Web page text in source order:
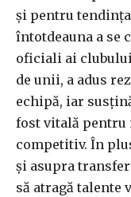
și pentru
întotdeauna a se
oficiali ai
de unii, a adus
echipă, iar
fost vitală pentru
competitiv. În
și asupra
să atragă talente